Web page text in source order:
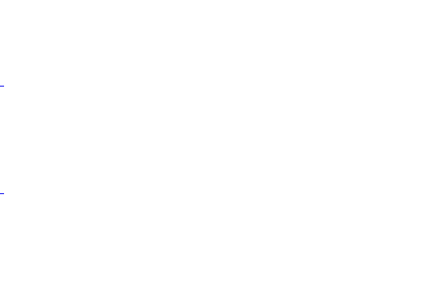
来说，电视似乎也变相成了另一种廉价保姆。有些孩子甚至能对哪个电视台哪个时段播放自己
幼儿园里模仿超人变身，把其他小朋友视为“怪兽”，拳脚相加。除了暴力行为，一些孩子的“
种内容标识，给予电视节目详细的分类。从2000年开始，美国又要求所有13英寸以上电视机安
条和第四十二条规定：有关单位或者媒体出版、播映不适宜未成年人阅读、观看的图书、报
媒体的影响还是很深。虽然影视作品分级虽不能保证“药到病除”，但在中国的呼声却是越来越强
收看影视节目。不过在目前的情况下，家长们可以孩子的年龄特点，为孩子选择一些适合的电